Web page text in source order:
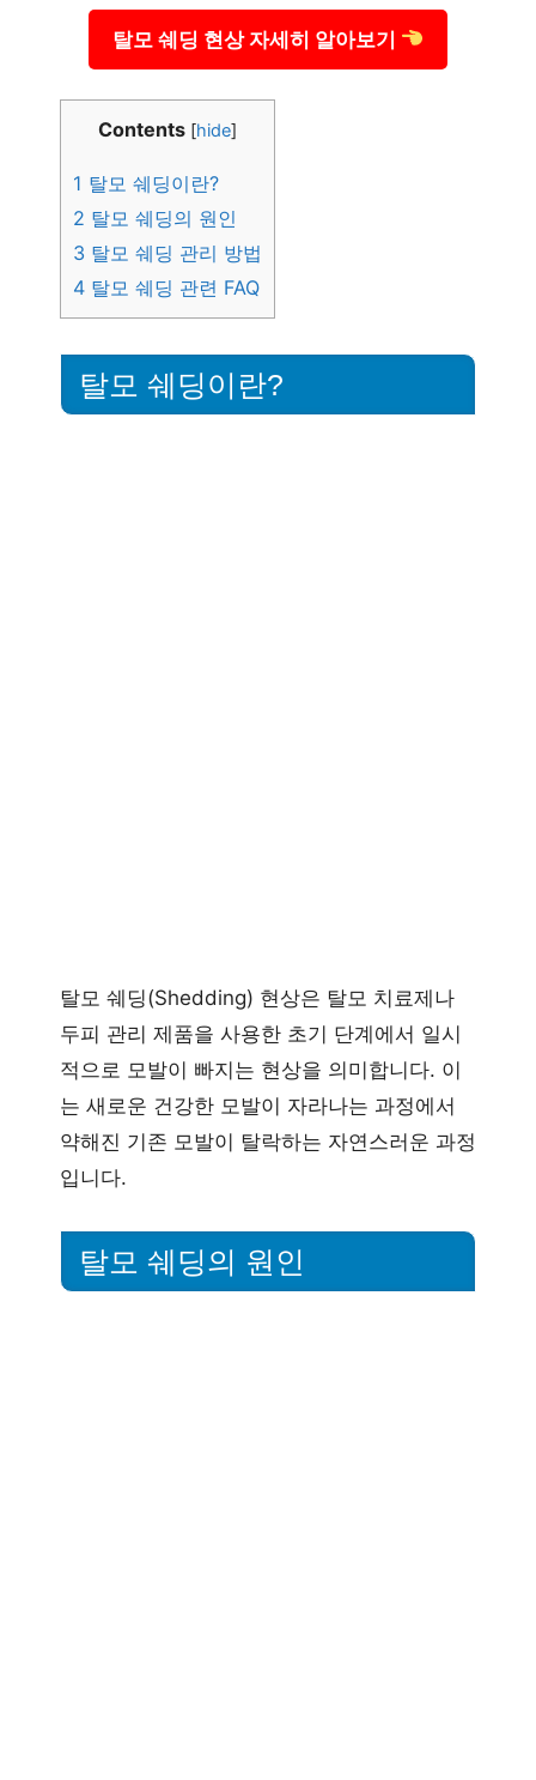
탈모 쉐딩 현상 자세히 알아보기
Contents [hide]
1 탈모 쉐딩이란?
2 탈모 쉐딩의 원인
3 탈모 쉐딩 관리 방법
4 탈모 쉐딩 관련 FAQ
탈모 쉐딩이란?
탈모 쉐딩(Shedding) 현상은 탈모 치료제나
두피 관리 제품을 사용한 초기 단계에서 일시
적으로 모발이 빠지는 현상을 의미합니다. 이
는 새로운 건강한 모발이 자라나는 과정에서
약해진 기존 모발이 탈락하는 자연스러운 과정
입니다.
탈모 쉐딩의 원인